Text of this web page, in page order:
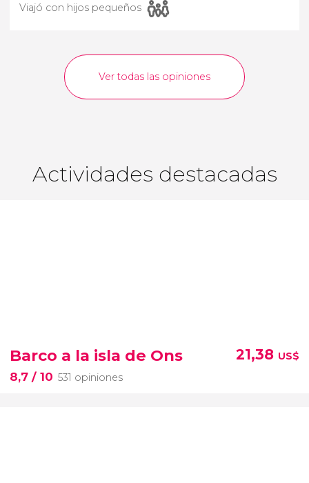
Viajó con hijos pequeños
Ver todas las opiniones
Actividades destacadas
Barco a la isla de Ons
8,7 / 10 531 opiniones
21,38 US$